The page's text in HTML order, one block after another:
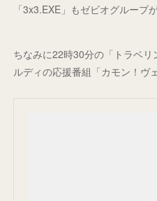
「3x3.EXE」もゼビオグループ
ちなみに22時30分の「トラベ
ルディの応援番組「カモン！ヴ